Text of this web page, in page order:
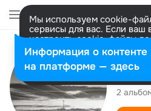
Мы используем cookie-
сервисы для вас. Если ваш
настроить cookie-файлы
представитель. Больше
Разрешить все
2
Информация о контенте
на платформе — здесь